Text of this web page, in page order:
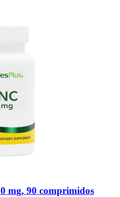
mg, 90 comprimidos